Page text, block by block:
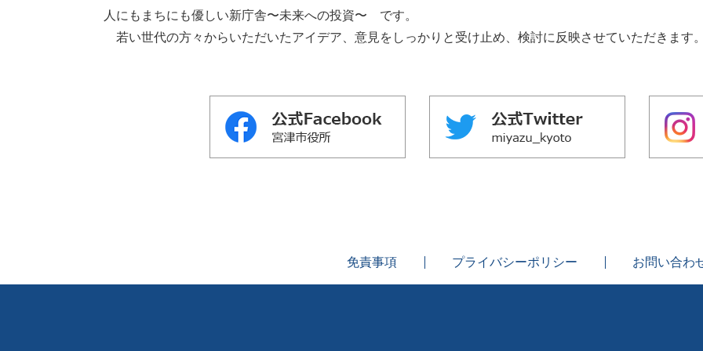
⼈にもまちにも優しい新庁舎〜未来への投資〜 です。
若い世代の⽅々からいただいたアイデア、意⾒をしっかりと受け⽌め、検討に反映させていただきます
免責事項 プライバシーポリシー お問い合わ